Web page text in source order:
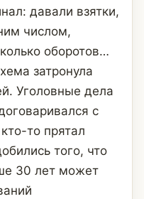
давали взятки,
числом,
оборотов…
затронула
Уголовные дела
с
то прятал
того, что
30 лет может